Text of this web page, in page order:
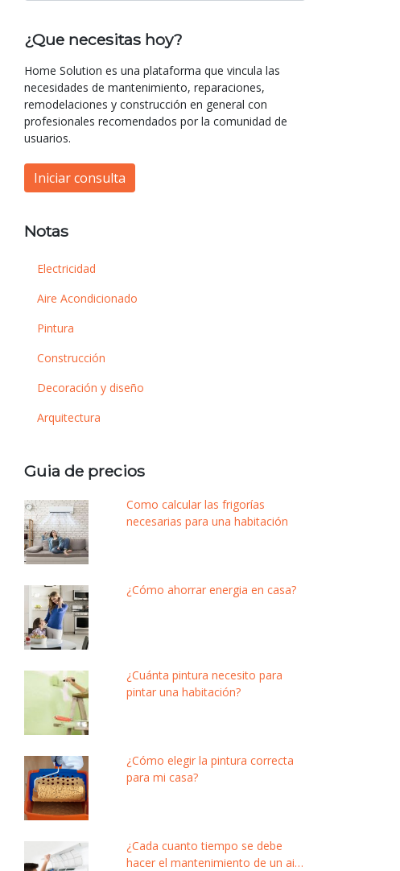
¿Que necesitas hoy?
Home Solution es una plataforma que vincula las
necesidades de mantenimiento, reparaciones,
remodelaciones y construcción en general con
profesionales recomendados por la comunidad de
usuarios.
Iniciar consulta
Notas
Electricidad
Aire Acondicionado
Pintura
Construcción
Decoración y diseño
Arquitectura
Guia de precios
Como calcular las frigorías
necesarias para una habitación
¿Cómo ahorrar energia en casa?
¿Cuánta pintura necesito para
pintar una habitación?
¿Cómo elegir la pintura correcta
para mi casa?
¿Cada cuanto tiempo se debe
hacer el mantenimiento de un aire